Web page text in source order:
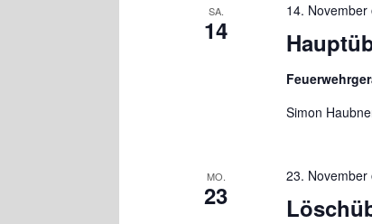
SA.
14
14. November
Simon
MO.
23
23. November